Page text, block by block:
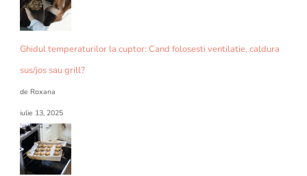
Ghidul temperaturilor la cuptor: Cand folosesti ventilatie, caldura
sus/jos sau grill?
de Roxana
iulie 13, 2025